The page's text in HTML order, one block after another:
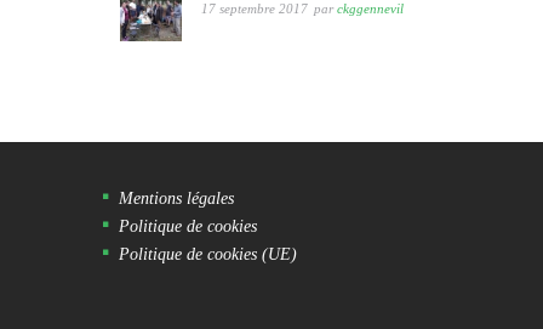
17 septembre 2017 parckggennevil
Mentions légales
Politique de cookies
Politique de cookies (UE)